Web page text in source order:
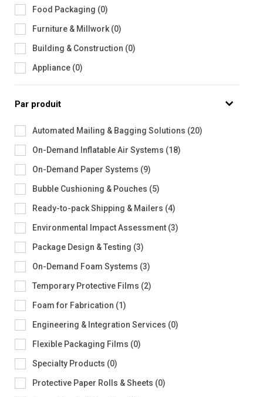
Food Packaging (0)
Furniture & Millwork(0)
Building & Construction (0)
Appliance (0)
Par produit
Automated Mailing & Bagging Solutions (20)
On-Demand Inflatable Air Systems (18)
On-Demand Paper Systems (9)
Bubble Cushioning & Pouches (5)
Ready-to-pack Shipping & Mailers (4)
Environmental Impact Assessment (3)
Package Design & Testing (3)
On-Demand Foam Systems (3)
Temporary Protective Films (2)
Foam for Fabrication (1)
Engineering & Integration Services (0)
Flexible Packaging Films (0)
Specialty Products (0)
Protective Paper Rolls & Sheets (0)